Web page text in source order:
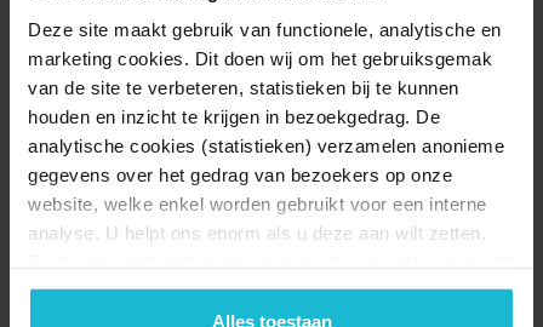
Deze site maakt gebruik van functionele, analytische en
marketing cookies. Dit doen wij om het gebruiksgemak
van de site te verbeteren, statistieken bij te kunnen
houden en inzicht te krijgen in bezoekgedrag. De
analytische cookies (statistieken) verzamelen anonieme
gegevens over het gedrag van bezoekers op onze
website, welke enkel worden gebruikt voor een interne
analyse. U helpt ons enorm als u deze aan wilt zetten.
geen commerciële doelstelling. U kunt deze cookies via
de knoppen accepteren, beheren of weigeren.
Alles toestaan